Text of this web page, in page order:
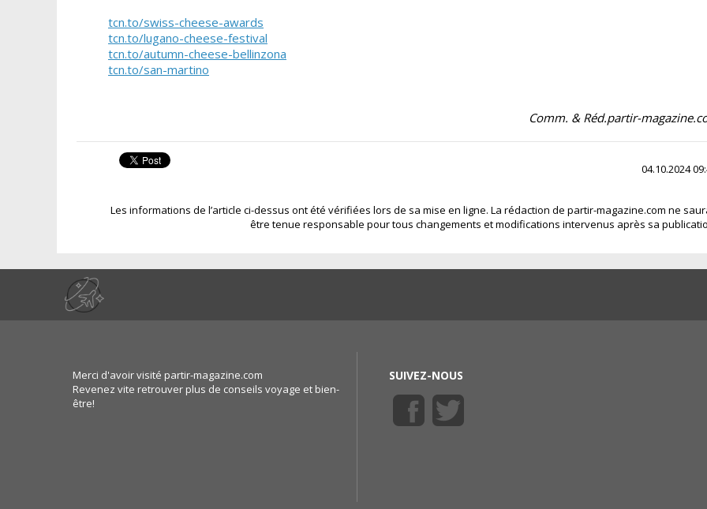
tcn.to/swiss-cheese-awards
​​​​​​​tcn.to/lugano-cheese-festival
tcn.to/autumn-cheese-bellinzona
tcn.to/san-martino
Comm. & Réd.partir-
04.10.2024
Les informations de l’article ci-dessus ont été vérifiées lors de sa mise en ligne. La rédaction de partir-magazine.com ne
être tenue responsable pour tous changements et modifications intervenus après sa
Merci d'avoir visité partir-magazine.com
Revenez vite retrouver plus de conseils voyage et bien-
être!
SUIVEZ-NOUS